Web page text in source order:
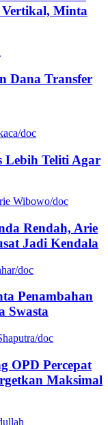
Minta
Dana Transfer
Lebih Teliti Agar
Rendah, Arie
Jadi Kendala
Penambahan
Swasta
OPD Percepat
Maksimal